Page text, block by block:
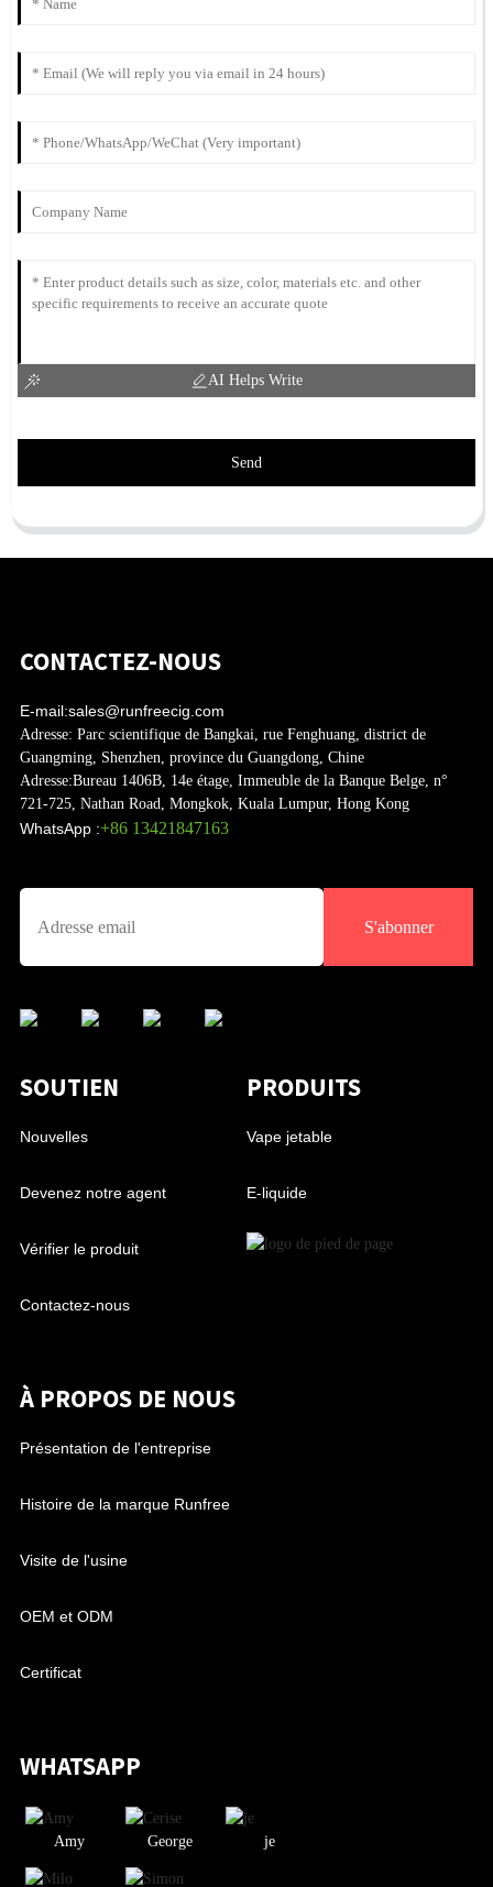
AI Helps Write
Send
CONTACTEZ-NOUS
E-mail:sales@runfreecig.com
Adresse: Parc scientifique de Bangkai, rue Fenghuang, district de
Guangming, Shenzhen, province du Guangdong, Chine
Adresse:Bureau 1406B, 14e étage, Immeuble de la Banque Belge, n°
721-725, Nathan Road, Mongkok, Kuala Lumpur, Hong Kong
WhatsApp :+86 13421847163
S'abonner
SOUTIEN
Nouvelles
Devenez notre agent
Vérifier le produit
Contactez-nous
PRODUITS
Vape jetable
E-liquide
À PROPOS DE NOUS
Présentation de l'entreprise
Histoire de la marque Runfree
Visite de l'usine
OEM et ODM
Certificat
WHATSAPP
Amy George je